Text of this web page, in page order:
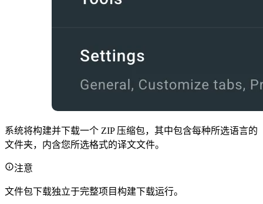
系统将构建并下载一个 ZIP 压缩包，其中包含每种所选语言的
文件夹，内含您所选格式的译文文件。
注意
文件包下载独立于完整项目构建下载运行。